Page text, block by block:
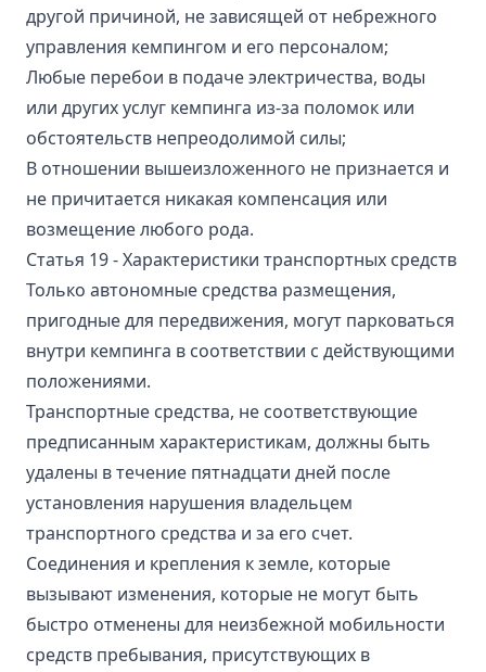
другой причиной, не зависящей от небрежного
управления кемпингом и его персоналом;
Любые перебои в подаче электричества, воды
или других услуг кемпинга из-за поломок или
обстоятельств непреодолимой силы;
В отношении вышеизложенного не признается и
не причитается никакая компенсация или
возмещение любого рода.
Статья 19 - Характеристики транспортных средств
Только автономные средства размещения,
пригодные для передвижения, могут парковаться
внутри кемпинга в соответствии с действующими
положениями.
Транспортные средства, не соответствующие
предписанным характеристикам, должны быть
удалены в течение пятнадцати дней после
установления нарушения владельцем
транспортного средства и за его счет.
Соединения и крепления к земле, которые
вызывают изменения, которые не могут быть
быстро отменены для неизбежной мобильности
средств пребывания, присутствующих в